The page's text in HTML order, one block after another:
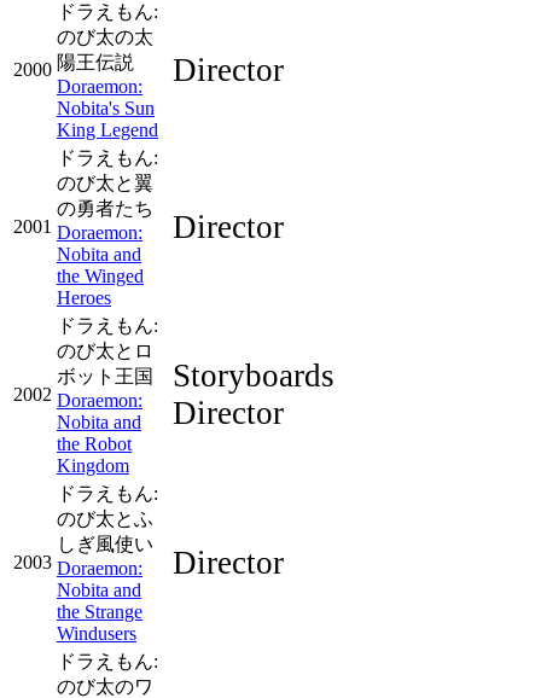
2000
ドラえもん:
のび太の太
陽王伝説
Doraemon:
Nobita's Sun
King Legend
Director
2001
ドラえもん:
のび太と翼
の勇者たち
Doraemon:
Nobita and
the Winged
Heroes
Director
2002
ドラえもん:
のび太とロ
ボット王国
Doraemon:
Nobita and
the Robot
Kingdom
Storyboards
Director
2003
ドラえもん:
のび太とふ
しぎ風使い
Doraemon:
Nobita and
the Strange
Windusers
Director
ドラえもん:
のび太のワ